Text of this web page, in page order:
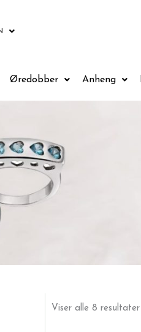
Øredobber Anheng
Viser alle 8 resultater